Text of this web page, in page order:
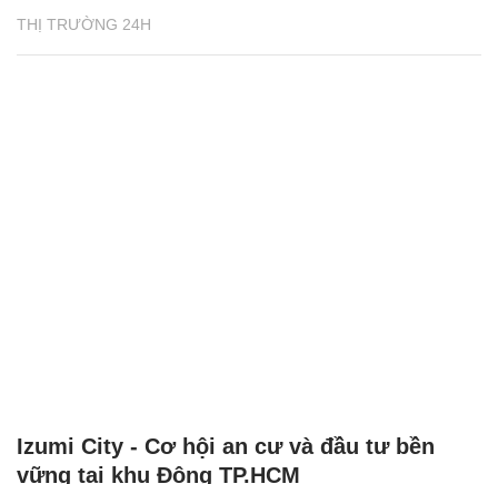
THỊ TRƯỜNG 24H
Izumi City - Cơ hội an cư và đầu tư bền
vững tại khu Đông TP.HCM